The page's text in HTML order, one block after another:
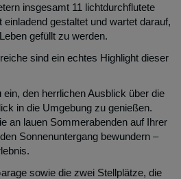
insgesamt 11 lichtdurchflutete
gestaltet und wartet darauf,
gefüllt zu werden.
sind ein echtes Highlight dieser
den herrlichen Ausblick über die
in die Umgebung zu genießen.
an lauen Sommerabenden auf Ihrer
Sonnenuntergang bewundern –
sowie die zwei Stellplätze, die